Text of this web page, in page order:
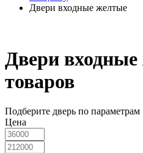
Двери входные желтые
Двери
товаров
Подберите дверь по параметрам
Цена